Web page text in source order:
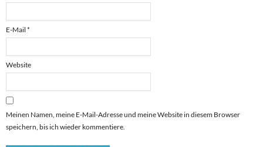
E-Mail *
Website
Meinen Namen, meine E-Mail-Adresse und meine Website in diesem Browser
speichern, bis ich wieder kommentiere.